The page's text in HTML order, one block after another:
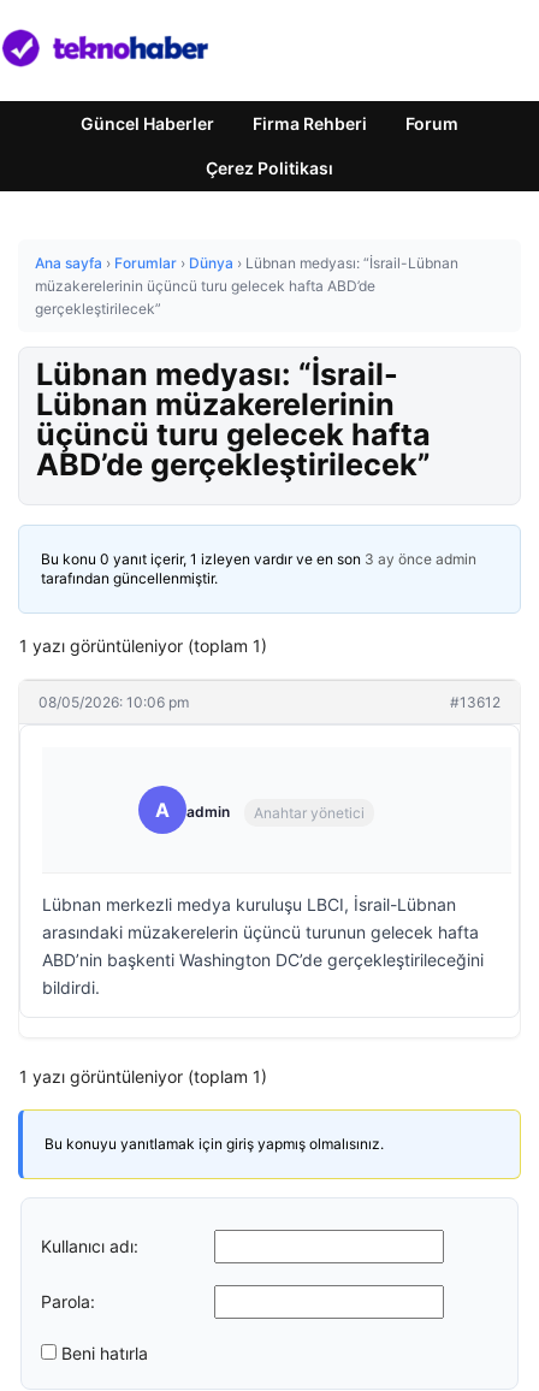
Güncel Haberler Firma Rehberi Forum
Çerez Politikası
Ana sayfa › Forumlar › Dünya › Lübnan medyası: “İsrail-Lübnan
müzakerelerinin üçüncü turu gelecek hafta ABD’de
gerçekleştirilecek”
Lübnan medyası: “İsrail-
Lübnan müzakerelerinin
üçüncü turu gelecek hafta
ABD’de gerçekleştirilecek”
Bu konu 0 yanıt içerir, 1 izleyen vardır ve en son 3 ay önce admin
tarafından güncellenmiştir.
1 yazı görüntüleniyor (toplam 1)
08/05/2026: 10:06 pm #13612
A admin Anahtar yönetici
Lübnan merkezli medya kuruluşu LBCI, İsrail-Lübnan
arasındaki müzakerelerin üçüncü turunun gelecek hafta
ABD’nin başkenti Washington DC’de gerçekleştirileceğini
bildirdi.
1 yazı görüntüleniyor (toplam 1)
Bu konuyu yanıtlamak için giriş yapmış olmalısınız.
Kullanıcı adı:
Parola:
Beni hatırla